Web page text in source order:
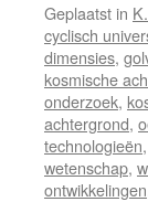
Geplaatst in
cyclisch
dimensies,
kosmische
onderzoek,
achtergrond,
technologieën,
wetenschap,
ontwikkelingen